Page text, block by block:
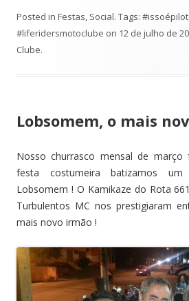
Posted in Festas Social. Tags:
#liferidersmotoclube on 12 de julho de
Clube.
Lobsomem, o mais
Nosso churrasco mensal de
festa costumeira batizamos
Lobsomem ! O Kamikaze do Rota
Turbulentos MC nos prestigiaram
mais novo irmão !